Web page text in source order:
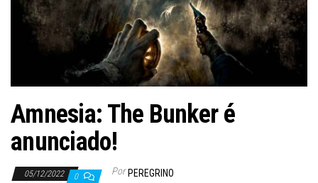
o
Amnesia: The Bunker é
anunciado!
05/12/2022 0 Por PEREGRINO